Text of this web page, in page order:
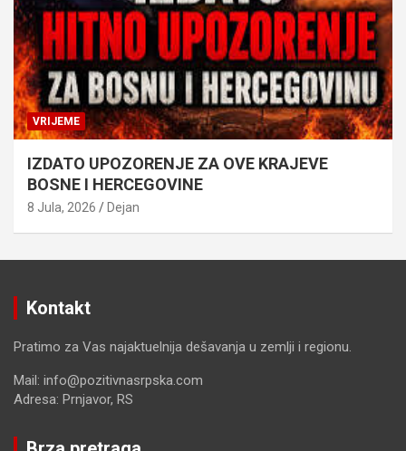
VRIJEME
IZDATO UPOZORENJE ZA OVE KRAJEVE
BOSNE I HERCEGOVINE
8 Jula, 2026 Dejan
Kontakt
Pratimo za Vas najaktuelnija dešavanja u zemlji i regionu.
Mail: info@pozitivnasrpska.com
Adresa: Prnjavor, RS